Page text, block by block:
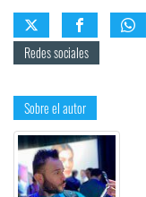
Redes sociales
Sobre el autor